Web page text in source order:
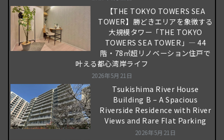
【THE TOKYO TOWERS SEA
TOWER】勝どきエリアを象徴する
大規模タワー「THE TOKYO
TOWERS SEA TOWER」― 44
階・78㎡超リノベーション住戸で
叶える都心湾岸ライフ
2026年5月21日
Tsukishima River House
Building B – A Spacious
Riverside Residence with River
Views and Rare Flat Parking
2026年5月21日